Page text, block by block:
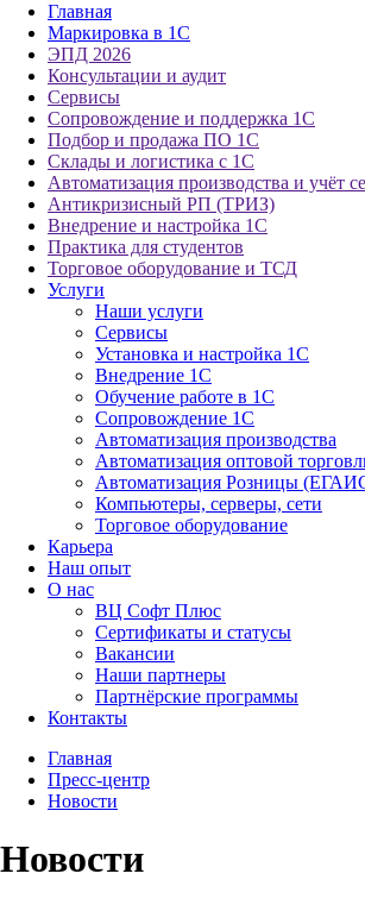
Главная
Маркировка в 1С
ЭПД 2026
Консультации и аудит
Сервисы
Сопровождение и поддержка 1С
Подбор и продажа ПО 1С
Склады и логистика с 1С
Автоматизация производства и учёт
Антикризисный РП (ТРИЗ)
Внедрение и настройка 1С
Практика для студентов
Торговое оборудование и ТСД
Услуги
Наши услуги
Сервисы
Установка и настройка 1С
Внедрение 1С
Обучение работе в 1С
Сопровождение 1С
Автоматизация производства
Автоматизация оптовой
Автоматизация Розницы
Компьютеры, серверы, сети
Торговое оборудование
Карьера
Наш опыт
О нас
ВЦ Софт Плюс
Сертификаты и статусы
Вакансии
Наши партнеры
Партнёрские программы
Контакты
Главная
Пресс-центр
Новости
Новости